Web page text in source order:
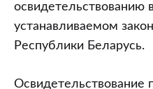
освидетельствованию
устанавливаемом
Республики Беларусь.
Освидетельствование